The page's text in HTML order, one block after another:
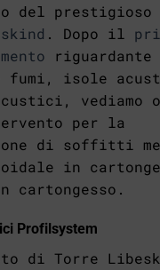
del prestigioso
. Dopo il
riguardante
fumi, isole
vediamo
per la
di soffitti
in
cartongesso.
Profilsystem
di Torre